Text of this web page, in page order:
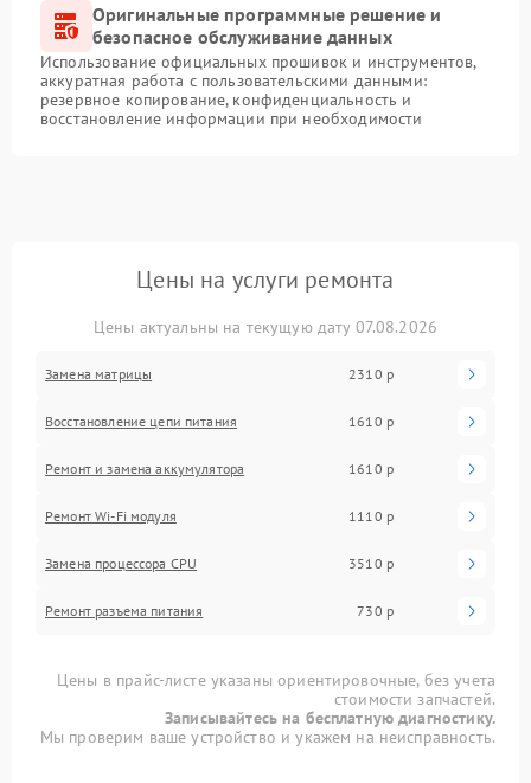
Оригинальные программные решение и
безопасное обслуживание данных
Использование официальных прошивок и инструментов,
аккуратная работа с пользовательскими данными:
резервное копирование, конфиденциальность и
восстановление информации при необходимости
Цены на услуги ремонта
Цены актуальны на текущую дату 07.08.2026
Замена матрицы 2310 р
Восстановление цепи питания 1610 р
Ремонт и замена аккумулятора 1610 р
Ремонт Wi-Fi модуля 1110 р
Замена процессора CPU 3510 р
Ремонт разъема питания 730 р
Цены в прайс-листе указаны ориентировочные, без учета
стоимости запчастей.
Записывайтесь на бесплатную диагностику.
Мы проверим ваше устройство и укажем на неисправность.